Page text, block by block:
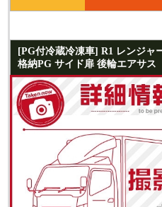
[PG付冷蔵冷凍車] R1 レンジャ
格納PG サイド扉 後輪エアサス